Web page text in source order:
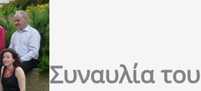
Συναυλία